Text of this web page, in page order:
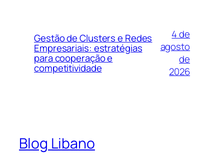
Gestão de Clusters e Redes
Empresariais: estratégias
para cooperação e
competitividade
4 de
agosto
de
2026
Blog Libano